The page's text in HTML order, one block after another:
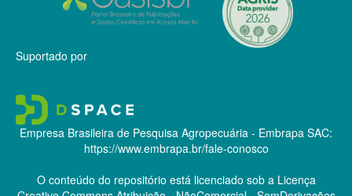
Suportado por
Empresa Brasileira de Pesquisa Agropecuária - Embrapa SAC:
https://www.embrapa.br/fale-conosco
O conteúdo do repositório está licenciado sob a Licença